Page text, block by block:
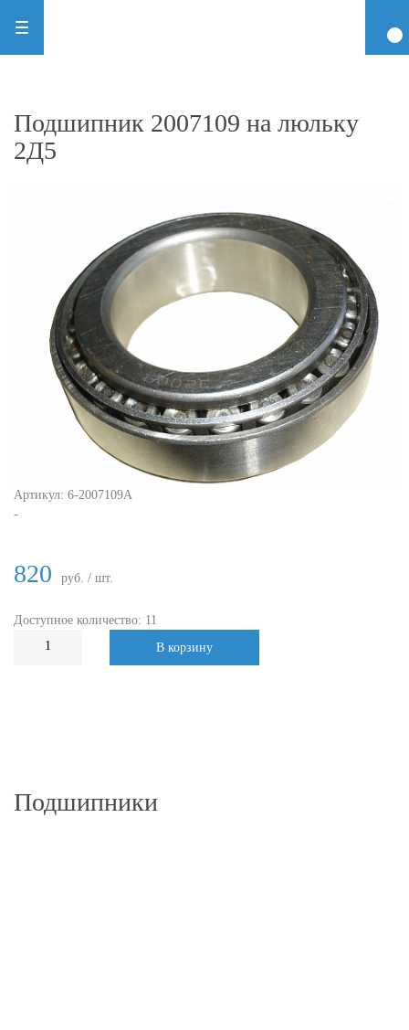
Подшипник 2007109 на люльку
2Д5
Артикул: 6-2007109А
-
820 руб. / шт.
Доступное количество: 11
В корзину
Подшипники